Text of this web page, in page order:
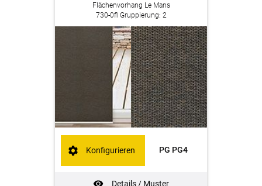
Flächenvorhang Le Mans
730-0fl Gruppierung: 2
PG PG4
Details / Muster
Konfigurieren